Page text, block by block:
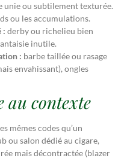
unie ou subtilement texturée.
ou les accumulations.
: derby ou richelieu bien
inutile.
: barbe taillée ou rasage
envahissant), ongles
au contexte
mêmes codes qu’un
ou salon dédié au cigare,
mais décontractée (blazer